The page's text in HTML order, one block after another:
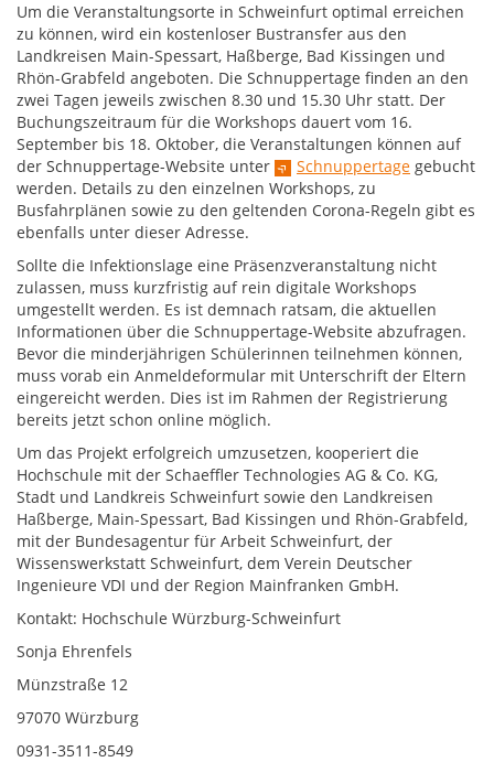
Um die Veranstaltungsorte in Schweinfurt optimal erreichen
zu können, wird ein kostenloser Bustransfer aus den
Landkreisen Main-Spessart, Haßberge, Bad Kissingen und
Rhön-Grabfeld angeboten. Die Schnuppertage finden an den
zwei Tagen jeweils zwischen 8.30 und 15.30 Uhr statt. Der
Buchungszeitraum für die Workshops dauert vom 16.
September bis 18. Oktober, die Veranstaltungen können auf
der Schnuppertage-Website unter
Schnuppertage gebucht
werden. Details zu den einzelnen Workshops, zu
Busfahrplänen sowie zu den geltenden Corona-Regeln gibt es
ebenfalls unter dieser Adresse.
Sollte die Infektionslage eine Präsenzveranstaltung nicht
zulassen, muss kurzfristig auf rein digitale Workshops
umgestellt werden. Es ist demnach ratsam, die aktuellen
Informationen über die Schnuppertage-Website abzufragen.
Bevor die minderjährigen Schülerinnen teilnehmen können,
muss vorab ein Anmeldeformular mit Unterschrift der Eltern
eingereicht werden. Dies ist im Rahmen der Registrierung
bereits jetzt schon online möglich.
Um das Projekt erfolgreich umzusetzen, kooperiert die
Hochschule mit der Schaeffler Technologies AG & Co. KG,
Stadt und Landkreis Schweinfurt sowie den Landkreisen
Haßberge, Main-Spessart, Bad Kissingen und Rhön-Grabfeld,
mit der Bundesagentur für Arbeit Schweinfurt, der
Wissenswerkstatt Schweinfurt, dem Verein Deutscher
Ingenieure VDI und der Region Mainfranken GmbH.
Kontakt: Hochschule Würzburg-Schweinfurt
Sonja Ehrenfels
Münzstraße 12
97070 Würzburg
0931-3511-8549